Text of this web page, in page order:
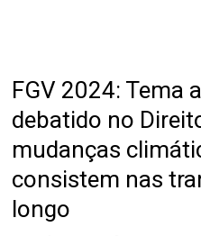
FGV 2024: Tema
debatido no
mudanças
consistem nas
longo